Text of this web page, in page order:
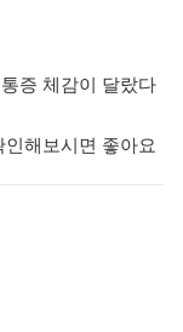
증 체감이 달랐다
인해보시면 좋아요